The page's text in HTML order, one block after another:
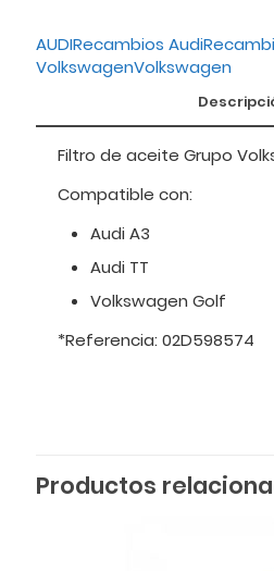
AUDIRecambios Audi
VolkswagenVolkswagen
Filtro de aceite Grupo
Compatible con:
Audi A3
Audi TT
Volkswagen Golf
*Referencia: 02D598574
Productos